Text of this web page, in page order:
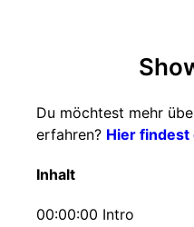
Du möchtest mehr
erfahren? Hier findest
Inhalt
00:00:00 Intro